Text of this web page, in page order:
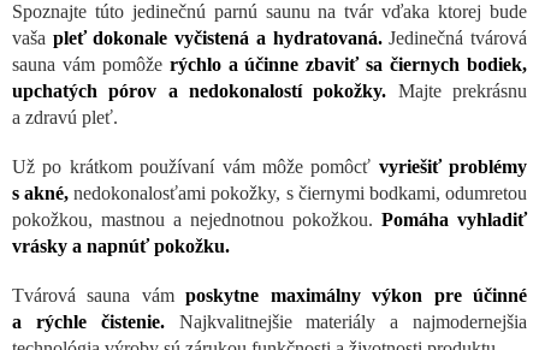
Spoznajte túto jedinečnú parnú saunu na tvár vďaka ktorej bude
vaša pleť dokonale vyčistená a hydratovaná.Jedinečná tvárová
sauna vám pomôže rýchlo a účinne zbaviť sa čiernych bodiek,
upchatých pórov a nedokonalostí pokožky. Majte prekrásnu
a zdravú pleť.
Už po krátkom používaní vám môže pomôcť vyriešiť problémy
s akné, nedokonalosťami pokožky, s čiernymi bodkami, odumretou
pokožkou, mastnou a nejednotnou pokožkou. Pomáha vyhladiť
vrásky a napnúť pokožku.
Tvárová sauna vámposkytne maximálny výkon pre účinné
a rýchle čistenie.
Najkvalitnejšie materiály a najmodernejšia